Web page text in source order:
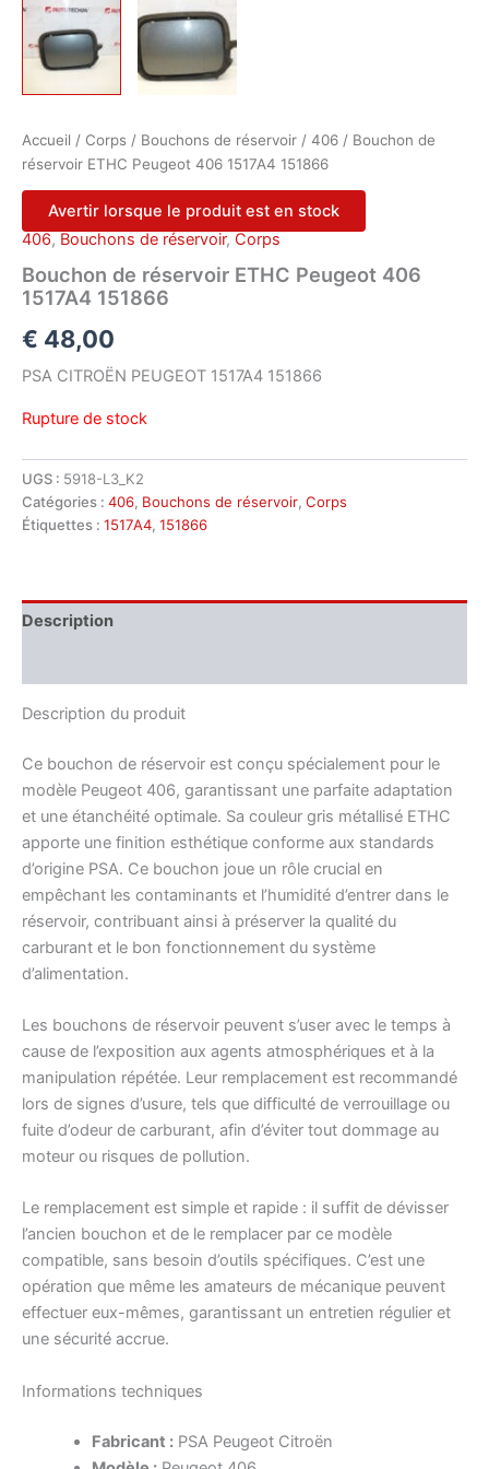
Accueil / Corps / Bouchons de réservoir / 406 / Bouchon de
réservoir ETHC Peugeot 406 1517A4 151866
Avertir lorsque le produit est en stock
406, Bouchons de réservoir, Corps
Bouchon de réservoir ETHC Peugeot 406
1517A4 151866
€ 48,00
PSA CITROËN PEUGEOT 1517A4 151866
Rupture de stock
UGS : 5918-L3_K2
Catégories : 406, Bouchons de réservoir, Corps
Étiquettes : 1517A4, 151866
Description
Description du produit
Ce bouchon de réservoir est conçu spécialement pour le
modèle Peugeot 406, garantissant une parfaite adaptation
et une étanchéité optimale. Sa couleur gris métallisé ETHC
apporte une finition esthétique conforme aux standards
d’origine PSA. Ce bouchon joue un rôle crucial en
empêchant les contaminants et l’humidité d’entrer dans le
réservoir, contribuant ainsi à préserver la qualité du
carburant et le bon fonctionnement du système
d’alimentation.
Les bouchons de réservoir peuvent s’user avec le temps à
cause de l’exposition aux agents atmosphériques et à la
manipulation répétée. Leur remplacement est recommandé
lors de signes d’usure, tels que difficulté de verrouillage ou
fuite d’odeur de carburant, afin d’éviter tout dommage au
moteur ou risques de pollution.
Le remplacement est simple et rapide : il suffit de dévisser
l’ancien bouchon et de le remplacer par ce modèle
compatible, sans besoin d’outils spécifiques. C’est une
opération que même les amateurs de mécanique peuvent
effectuer eux-mêmes, garantissant un entretien régulier et
une sécurité accrue.
Informations techniques
Fabricant :PSA Peugeot Citroën